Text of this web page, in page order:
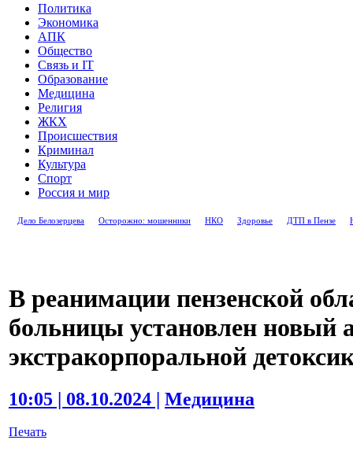
Политика
Экономика
АПК
Общество
Связь и IT
Образование
Медицина
Религия
ЖКХ
Происшествия
Криминал
Культура
Спорт
Россия и мир
Дело Белозерцева Осторожно: мошенники НКО Здоровье ДТП в Пензе
В реанимации пензенской
больницы установлен новый
экстракорпоральной
10:05 | 08.10.2024 | Медицина
Печать